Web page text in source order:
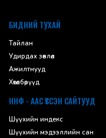
БИДНИЙ ТУХАЙ
Тайлан
Удирдах зөвлөл
Ажилтнууд
Хөтөлбөрүүд
ННФ - ААС ҮҮССЭН САЙТУУД
Шүүхийн индекс
Шүүхийн мэдээллийн сан